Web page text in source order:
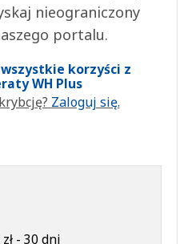
nieograniczony
portalu.
korzyści z
WH Plus
Zaloguj się.
zł - 30 dni